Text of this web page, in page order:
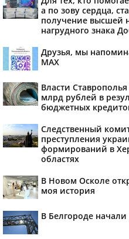
а по зову сердца,
получение высшей
нагрудного знака
Друзья, мы
МАХ
Власти
млрд рублей в
бюджетных
Следственный
преступления
формирований в
областях
В Новом Осколе
моя история
В Белгороде